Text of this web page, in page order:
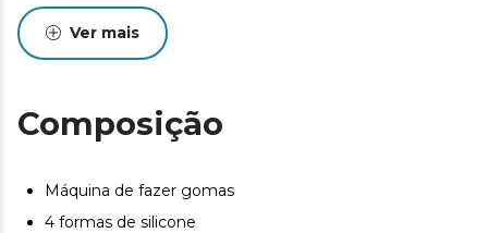
Ver mais
Composição
Máquina de fazer gomas
4 formas de silicone